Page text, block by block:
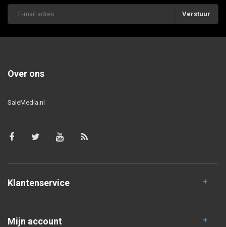
Verstuur
Over ons
SaleMedia.nl
Klantenservice
Mijn account